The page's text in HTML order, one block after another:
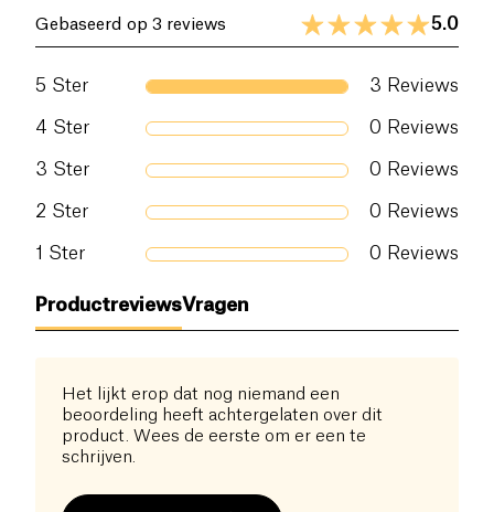
Gebaseerd op 3 reviews 5.0
5 Ster 3 Reviews
4 Ster 0 Reviews
3 Ster 0 Reviews
2 Ster 0 Reviews
1 Ster 0 Reviews
ProductreviewsVragen
Het lijkt erop dat nog niemand een
beoordeling heeft achtergelaten over dit
product. Wees de eerste om er een te
schrijven.